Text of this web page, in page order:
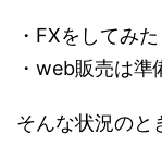
・FXをしてみ
・web販売は準
そんな状況のと